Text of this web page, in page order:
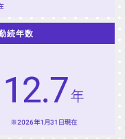
続年数